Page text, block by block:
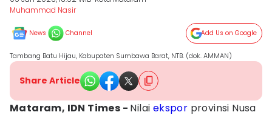
Muhammad Nasir
News Channel Add Us on Google
Tambang Batu Hijau, Kabupaten Sumbawa Barat, NTB. (dok. AMMAN)
Share Article
Mataram, IDN Times - Nilai ekspor provinsi Nusa